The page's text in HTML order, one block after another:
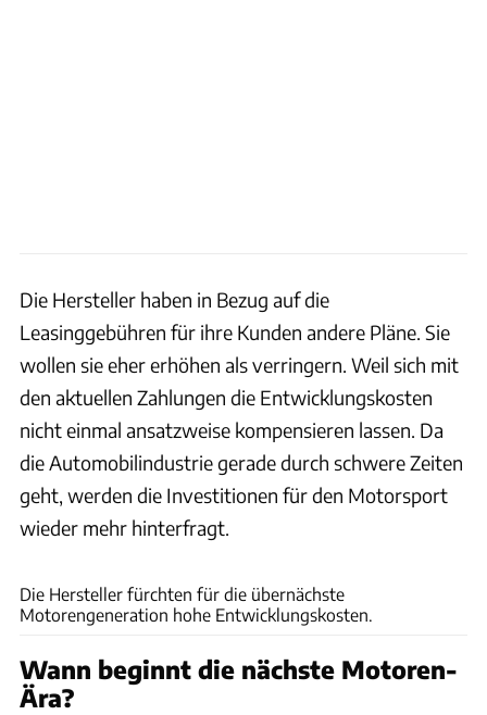
Die Hersteller haben in Bezug auf die
Leasinggebühren für ihre Kunden andere Pläne. Sie
wollen sie eher erhöhen als verringern. Weil sich mit
den aktuellen Zahlungen die Entwicklungskosten
nicht einmal ansatzweise kompensieren lassen. Da
die Automobilindustrie gerade durch schwere Zeiten
geht, werden die Investitionen für den Motorsport
wieder mehr hinterfragt.
Die Hersteller fürchten für die übernächste
Motorengeneration hohe Entwicklungskosten.
Wann beginnt die nächste Motoren-
Ära?